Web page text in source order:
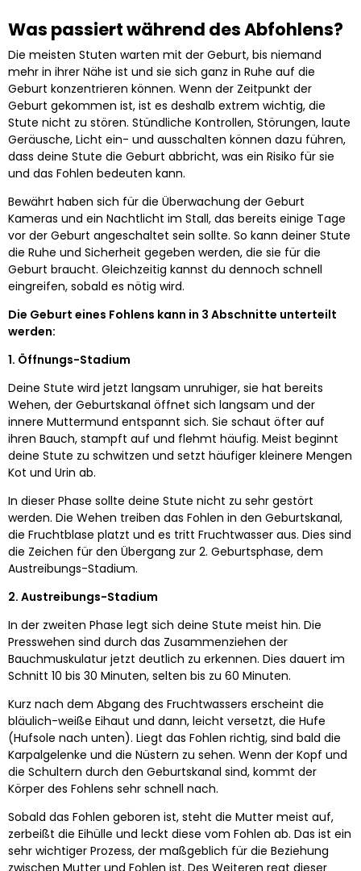
Was passiert während des Abfohlens?
Die meisten Stuten warten mit der Geburt, bis niemand
mehr in ihrer Nähe ist und sie sich ganz in Ruhe auf die
Geburt konzentrieren können. Wenn der Zeitpunkt der
Geburt gekommen ist, ist es deshalb extrem wichtig, die
Stute nicht zu stören. Stündliche Kontrollen, Störungen, laute
Geräusche, Licht ein- und ausschalten können dazu führen,
dass deine Stute die Geburt abbricht, was ein Risiko für sie
und das Fohlen bedeuten kann.
Bewährt haben sich für die Überwachung der Geburt
Kameras und ein Nachtlicht im Stall, das bereits einige Tage
vor der Geburt angeschaltet sein sollte. So kann deiner Stute
die Ruhe und Sicherheit gegeben werden, die sie für die
Geburt braucht. Gleichzeitig kannst du dennoch schnell
eingreifen, sobald es nötig wird.
Die Geburt eines Fohlens kann in 3 Abschnitte unterteilt
werden:
1. Öffnungs-Stadium
Deine Stute wird jetzt langsam unruhiger, sie hat bereits
Wehen, der Geburtskanal öffnet sich langsam und der
innere Muttermund entspannt sich. Sie schaut öfter auf
ihren Bauch, stampft auf und flehmt häufig. Meist beginnt
deine Stute zu schwitzen und setzt häufiger kleinere Mengen
Kot und Urin ab.
In dieser Phase sollte deine Stute nicht zu sehr gestört
werden. Die Wehen treiben das Fohlen in den Geburtskanal,
die Fruchtblase platzt und es tritt Fruchtwasser aus. Dies sind
die Zeichen für den Übergang zur 2. Geburtsphase, dem
Austreibungs-Stadium.
2. Austreibungs-Stadium
In der zweiten Phase legt sich deine Stute meist hin. Die
Presswehen sind durch das Zusammenziehen der
Bauchmuskulatur jetzt deutlich zu erkennen. Dies dauert im
Schnitt 10 bis 30 Minuten, selten bis zu 60 Minuten.
Kurz nach dem Abgang des Fruchtwassers erscheint die
bläulich-weiße Eihaut und dann, leicht versetzt, die Hufe
(Hufsole nach unten). Liegt das Fohlen richtig, sind bald die
Karpalgelenke und die Nüstern zu sehen. Wenn der Kopf und
die Schultern durch den Geburtskanal sind, kommt der
Körper des Fohlens sehr schnell nach.
Sobald das Fohlen geboren ist, steht die Mutter meist auf,
zerbeißt die Eihülle und leckt diese vom Fohlen ab. Das ist ein
sehr wichtiger Prozess, der maßgeblich für die Beziehung